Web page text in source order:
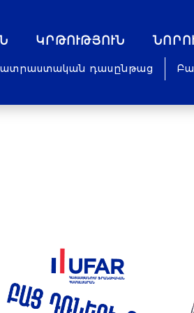
ԿՐԹՈՒԹՅՈՒՆ
դասընթաց